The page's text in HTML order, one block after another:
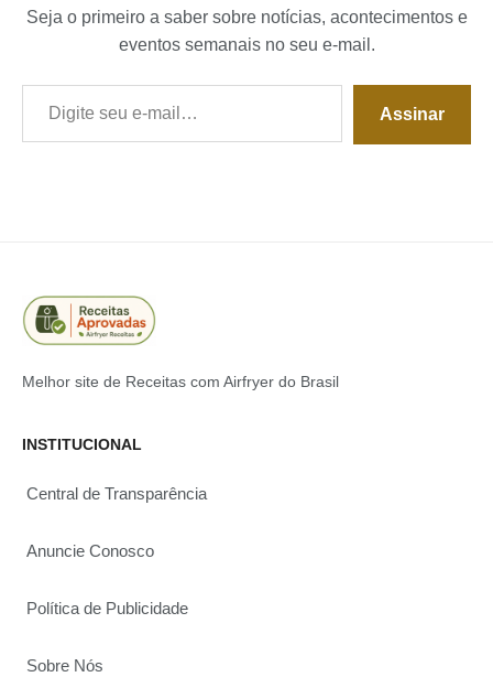
Seja o primeiro a saber sobre notícias, acontecimentos e
eventos semanais no seu e-mail.
Digite seu e-mail…
Assinar
Melhor site de Receitas com Airfryer do Brasil
INSTITUCIONAL
Central de Transparência
Anuncie Conosco
Política de Publicidade
Sobre Nós